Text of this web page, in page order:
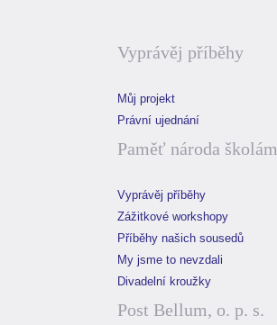
Vyprávěj příběhy
Můj projekt
Právní ujednání
Paměť národa školám
Vyprávěj příběhy
Zážitkové workshopy
Příběhy našich sousedů
My jsme to nevzdali
Divadelní kroužky
Post Bellum, o. p. s.